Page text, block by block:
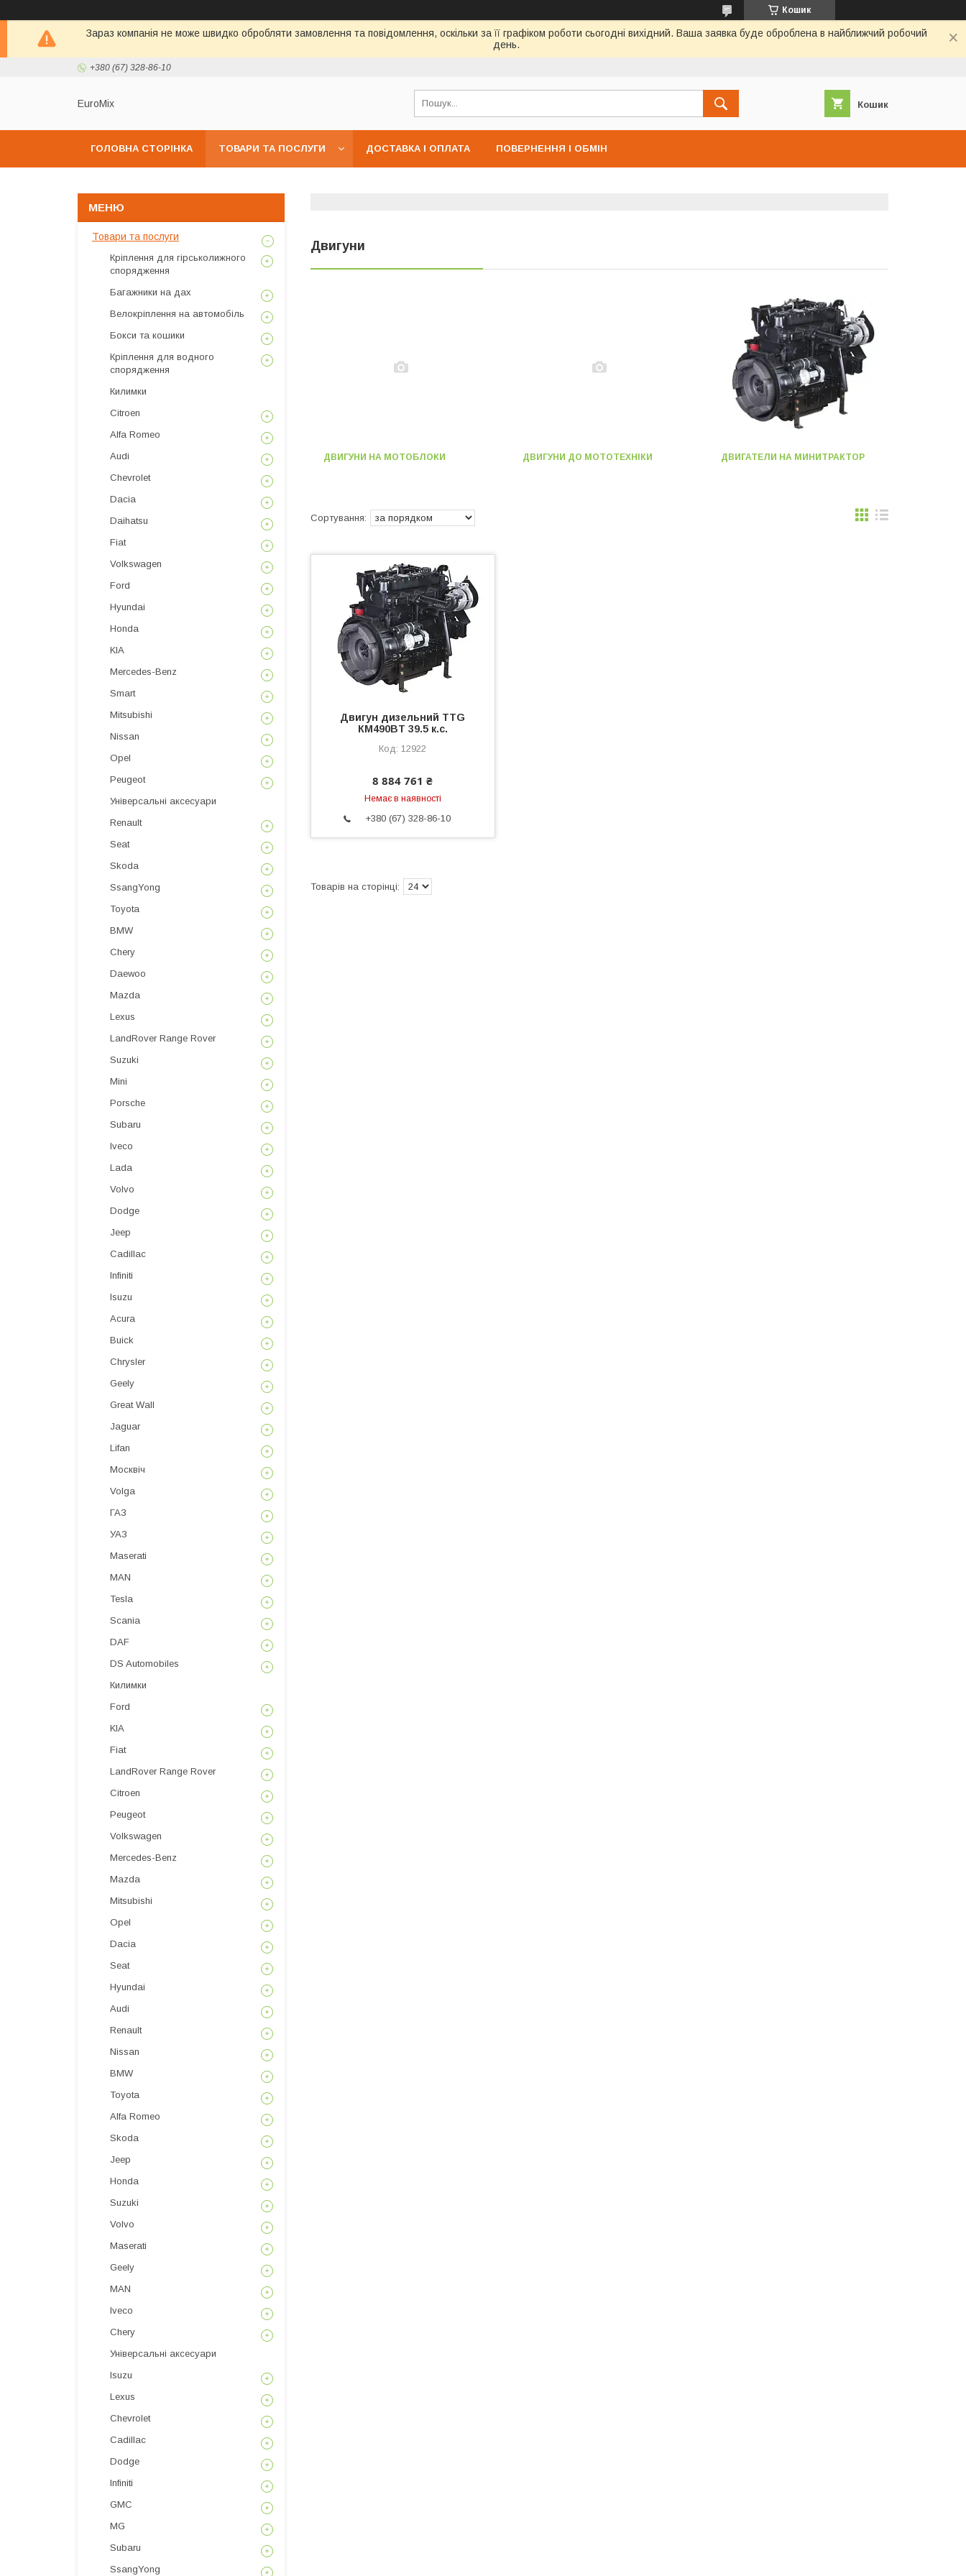
Кошик
Зараз компанія не може швидко обробляти замовлення та повідомлення, оскільки за її графіком роботи сьогодні вихідний. Ваша заявка буде оброблена в найближчий робочий
день.
+380 (67) 328-86-10
EuroMix Кошик
ГОЛОВНА СТОРІНКА ТОВАРИ ТА ПОСЛУГИ ДОСТАВКА І ОПЛАТА ПОВЕРНЕННЯ І ОБМІН
Двигуни
ДВИГУНИ НА МОТОБЛОКИ ДВИГУНИ ДО МОТОТЕХНІКИ ДВИГАТЕЛИ НА МИНИТРАКТОР
Двигун дизельний TTG
КМ490BT 39.5 к.с.
12922
8 884 761 ₴
Немає в наявності
+380 (67) 328-86-10
Товари та послуги
Кріплення для гірськолижного
спорядження
Багажники на дах
Велокріплення на автомобіль
Бокси та кошики
Кріплення для водного
спорядження
Килимки
Citroen
Alfa Romeo
Audi
Chevrolet
Dacia
Daihatsu
Fiat
Volkswagen
Ford
Hyundai
Honda
KIA
Mercedes-Benz
Smart
Mitsubishi
Nissan
Opel
Peugeot
Універсальні аксесуари
Renault
Seat
Skoda
SsangYong
Toyota
BMW
Chery
Daewoo
Mazda
Lexus
LandRover Range Rover
Suzuki
Mini
Porsche
Subaru
Iveco
Lada
Volvo
Dodge
Jeep
Cadillac
Infiniti
Isuzu
Acura
Buick
Chrysler
Geely
Great Wall
Jaguar
Lifan
Москвіч
Volga
ГАЗ
УАЗ
Maserati
MAN
Tesla
Scania
DAF
DS Automobiles
Килимки
Ford
KIA
Fiat
LandRover Range Rover
Citroen
Peugeot
Volkswagen
Mercedes-Benz
Mazda
Mitsubishi
Opel
Dacia
Seat
Hyundai
Audi
Renault
Nissan
BMW
Toyota
Alfa Romeo
Skoda
Jeep
Honda
Suzuki
Volvo
Maserati
Geely
MAN
Iveco
Chery
Універсальні аксесуари
Isuzu
Lexus
Chevrolet
Cadillac
Dodge
Infiniti
GMC
MG
Subaru
SsangYong